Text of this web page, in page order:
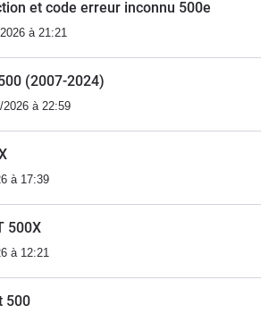
et code erreur inconnu 500e
à 21:21
(2007-2024)
2026 à 22:59
à 17:39
500X
à 12:21
500